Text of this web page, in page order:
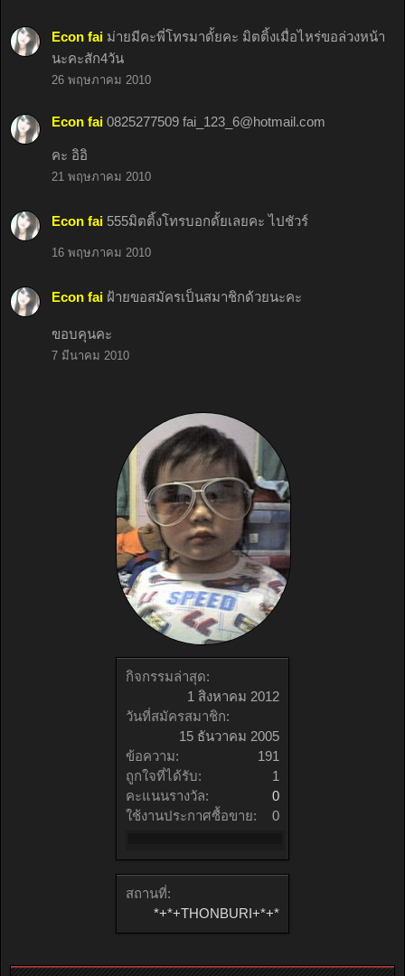
กิจกรรมล่าสุด:
1 สิงหาคม 2012
วันที่สมัครสมาชิก:
15 ธันวาคม 2005
ข้อความ:
191
ถูกใจที่ได้รับ:
1
คะแนนรางวัล:
0
ใช้งานประกาศซื้อขาย:
0
สถานที่:
*+*+THONBURI+*+*
Econ fai ม่ายมีคะพี่โทรมาดั้ยคะ มิตติ้งเมื่อไหร่ขอล่วงหน้า
นะคะสัก4วัน
26 พฤษภาคม 2010
Econ fai 0825277509 fai_123_6@hotmail.com
คะ อิอิ
21 พฤษภาคม 2010
Econ fai 555มิตติ้งโทรบอกดั้ยเลยคะ ไปชัวร์
16 พฤษภาคม 2010
Econ fai ฝ้ายขอสมัครเป็นสมาชิกด้วยนะคะ
ขอบคุนคะ
7 มีนาคม 2010